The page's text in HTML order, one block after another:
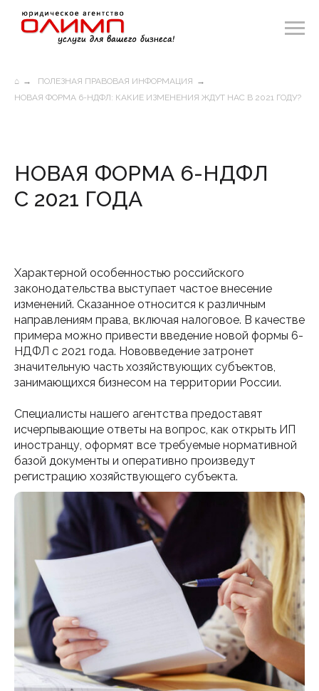
⌂ → ПОЛЕЗНАЯ ПРАВОВАЯ ИНФОРМАЦИЯ →
НОВАЯ ФОРМА 6-НДФЛ: КАКИЕ ИЗМЕНЕНИЯ ЖДУТ НАС В 2021 ГОДУ?
НОВАЯ ФОРМА 6-НДФЛ
С 2021 ГОДА
Характерной особенностью российского
законодательства выступает частое внесение
изменений. Сказанное относится к различным
направлениям права, включая налоговое. В качестве
примера можно привести введение новой формы 6-
НДФЛ с 2021 года. Нововведение затронет
значительную часть хозяйствующих субъектов,
занимающихся бизнесом на территории России.
Специалисты нашего агентства предоставят
исчерпывающие ответы на вопрос, как открыть ИП
иностранцу, оформят все требуемые нормативной
базой документы и оперативно произведут
регистрацию хозяйствующего субъекта.